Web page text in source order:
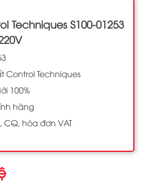
Techniques S100-01253
Control Techniques
100%
hãng
hóa đơn VAT